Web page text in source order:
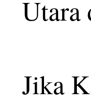
Utara
Jika